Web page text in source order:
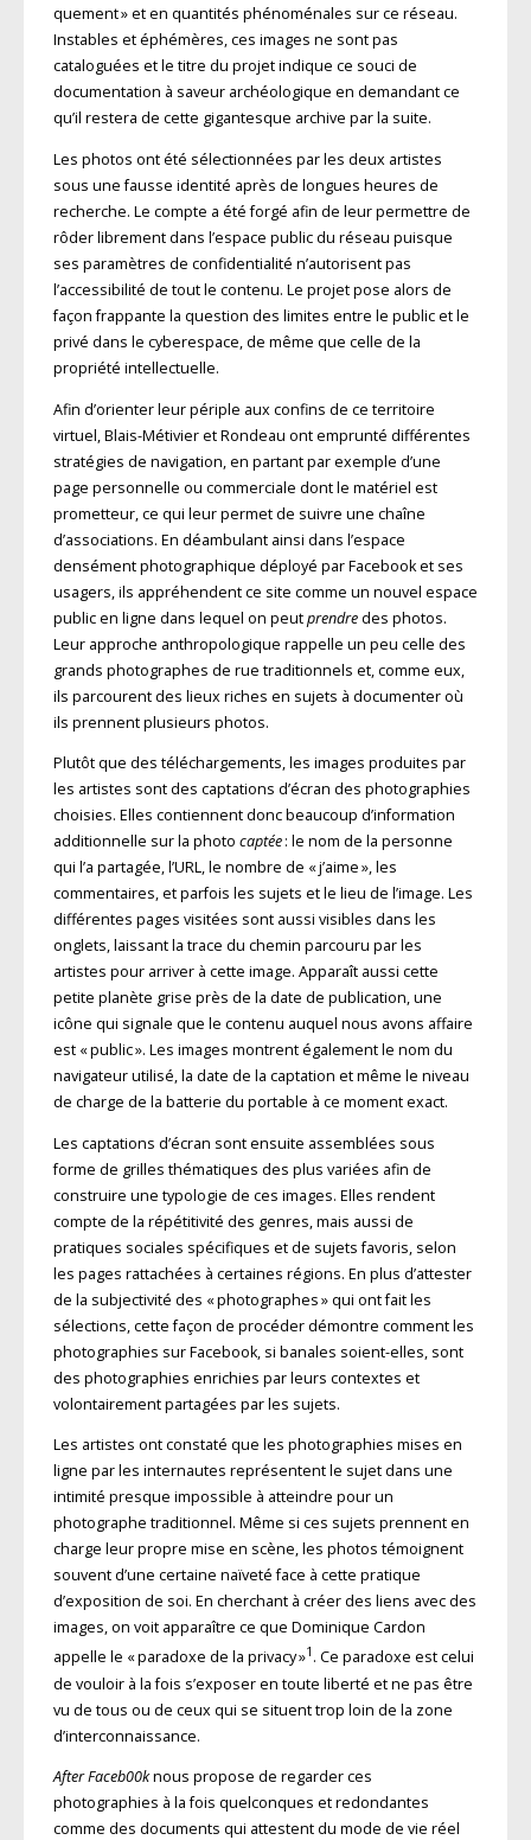
quement » et en quantités phénoménales sur ce réseau.
Instables et éphémères, ces images ne sont pas
cataloguées et le titre du projet indique ce souci de
documentation à saveur archéologique en demandant ce
qu’il restera de cette gigantesque archive par la suite.
Les photos ont été sélectionnées par les deux artistes
sous une fausse identité après de longues heures de
recherche. Le compte a été forgé afin de leur permettre de
rôder librement dans l’espace public du réseau puisque
ses paramètres de confidentialité n’autorisent pas
l’accessibilité de tout le contenu. Le projet pose alors de
façon frappante la question des limites entre le public et le
privé dans le cyberespace, de même que celle de la
propriété intellectuelle.
Afin d’orienter leur périple aux confins de ce territoire
virtuel, Blais-Métivier et Rondeau ont emprunté différentes
stratégies de navigation, en partant par exemple d’une
page personnelle ou commerciale dont le matériel est
prometteur, ce qui leur permet de suivre une chaîne
d’associations. En déambulant ainsi dans l’espace
densément photographique déployé par Facebook et ses
usagers, ils appréhendent ce site comme un nouvel espace
public en ligne dans lequel on peutprendredes photos.
Leur approche anthropologique rappelle un peu celle des
grands photographes de rue traditionnels et, comme eux,
ils parcourent des lieux riches en sujets à documenter où
ils prennent plusieurs photos.
Plutôt que des téléchargements, les images produites par
les artistes sont des captations d’écran des photographies
choisies. Elles contiennent donc beaucoup d’information
additionnelle sur la photo captée: le nom de la personne
qui l’a partagée, l’URL, le nombre de « j’aime », les
commentaires, et parfois les sujets et le lieu de l’image. Les
différentes pages visitées sont aussi visibles dans les
onglets, laissant la trace du chemin parcouru par les
artistes pour arriver à cette image. Apparaît aussi cette
petite planète grise près de la date de publication, une
icône qui signale que le contenu auquel nous avons affaire
est « public ». Les images montrent également le nom du
navigateur utilisé, la date de la captation et même le niveau
de charge de la batterie du portable à ce moment exact.
Les captations d’écran sont ensuite assemblées sous
forme de grilles thématiques des plus variées afin de
construire une typologie de ces images. Elles rendent
compte de la répétitivité des genres, mais aussi de
pratiques sociales spécifiques et de sujets favoris, selon
les pages rattachées à certaines régions. En plus d’attester
de la subjectivité des « photographes » qui ont fait les
sélections, cette façon de procéder démontre comment les
photographies sur Facebook, si banales soient-elles, sont
des photographies enrichies par leurs contextes et
volontairement partagées par les sujets.
Les artistes ont constaté que les photographies mises en
ligne par les internautes représentent le sujet dans une
intimité presque impossible à atteindre pour un
photographe traditionnel. Même si ces sujets prennent en
charge leur propre mise en scène, les photos témoignent
souvent d’une certaine naïveté face à cette pratique
d’exposition de soi. En cherchant à créer des liens avec des
images, on voit apparaître ce que Dominique Cardon
appelle le « paradoxe de la privacy »1 . Ce paradoxe est celui
de vouloir à la fois s’exposer en toute liberté et ne pas être
vu de tous ou de ceux qui se situent trop loin de la zone
d’interconnaissance.
After Faceb00knous propose de regarder ces
photographies à la fois quelconques et redondantes
comme des documents qui attestent du mode de vie réel